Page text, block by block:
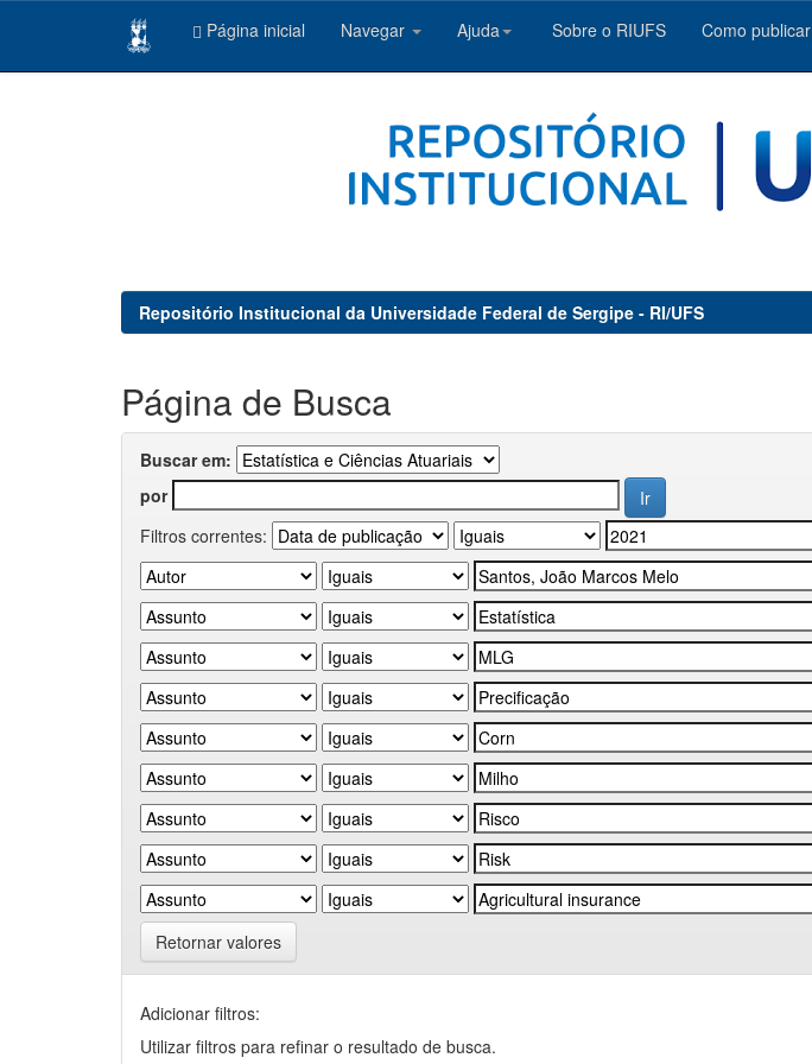
Página inicial Navegar Ajuda Sobre o RIUFS Como publicar
Repositório Institucional da Universidade Federal de Sergipe - RI/UFS
Página de Busca
Buscar em:
por
Filtros correntes:
Retornar valores
Adicionar filtros:
Utilizar filtros para refinar o resultado de busca.